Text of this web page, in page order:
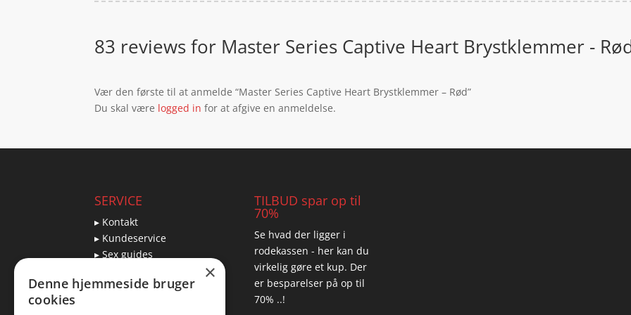
83 reviews for Master Series Captive Heart Brystklemmer -
Vær den første til at anmelde “Master Series Captive Heart Brystklemmer – Rød”
Du skal være logged in for at afgive en anmeldelse.
SERVICE
▸ Kontakt
▸ Kundeservice
▸ Sex guides
▸ Returnering
TILBUD spar op til
70%
Se hvad der ligger i
rodekassen - her kan du
virkelig gøre et kup. Der
er besparelser på op til
70% ..!
×
Denne hjemmeside bruger
cookies